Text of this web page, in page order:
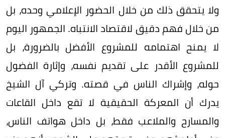
ولا يتحقق ذلك من خلال الحضور الإعلامي وحده، بل
من خلال فهم دقيق لاقتصاد الانتباه. الجمهور اليوم
لا يمنح اهتمامه للمشروع الأفضل بالضرورة، بل
للمشروع الأقدر على تقديم نفسه، وإثارة الفضول
حوله، وإشراك الناس في قصته. وتركي آل الشيخ
يدرك أن المعركة الحقيقية لا تقع داخل القاعات
والمسارح والملاعب فقط، بل داخل هواتف الناس،